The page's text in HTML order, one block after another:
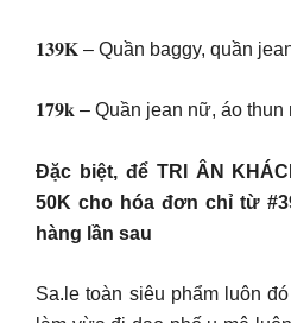
𝟏𝟑𝟗𝐊 – Quần baggy, quần
𝟏𝟕𝟗𝐤 – Quần jean nữ, áo
Đặc biệt, để TRI ÂN
50K cho hóa đơn chỉ từ
hàng lần sau
Sa.le toàn siêu phẩm luôn